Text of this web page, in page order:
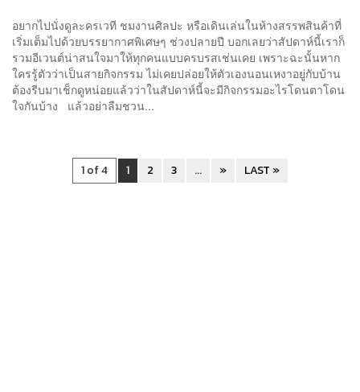
อยากไปนั่งดูละครเวที ชมงานศิลปะ หรือเดินเล่นในห้างสรรพสินค้าที่
เริ่มเต็มไปด้วยบรรยากาศพิเศษๆ ช่วงปลายปี บอกเลยว่าสัปดาห์นี้เราก็
รวมอีเวนต์น่าสนใจมาให้ทุกคนแบบครบรสเช่นเคย เพราะฉะนั้นหาก
ใครรู้ตัวว่าเป็นสายกิจกรรม ไม่เคยปล่อยให้ตัวเองนอนเหงาอยู่กับบ้าน
ต้องรีบมาเช็กดูหน่อยแล้วว่าในสัปดาห์นี้จะมีกิจกรรมอะไรโดนตาโดน
ใจกันบ้าง แล้วอย่าลืมชวน...
1 of 4 1 2 3 ... » LAST »